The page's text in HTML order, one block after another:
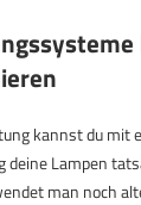
kannst du mit
deine Lampen
man noch